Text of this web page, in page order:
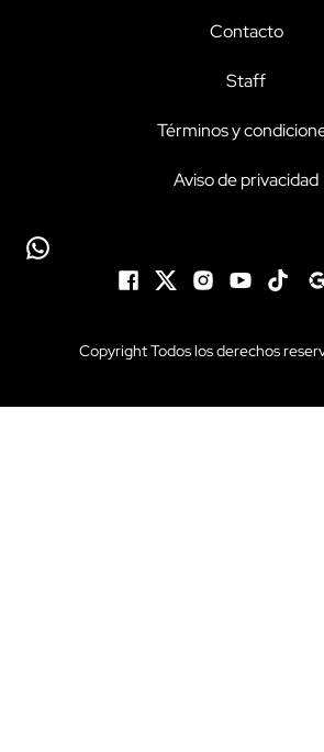
Contacto
Staff
Términos y
Aviso de privacidad
Copyright Todos los derechos